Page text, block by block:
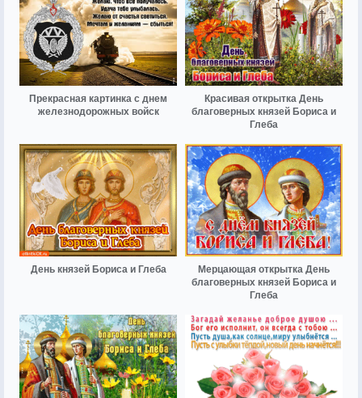
Прекрасная картинка с днем
железнодорожных войск
Красивая открытка День
благоверных князей Бориса и
Глеба
День князей Бориса и Глеба
Мерцающая открытка День
благоверных князей Бориса и
Глеба